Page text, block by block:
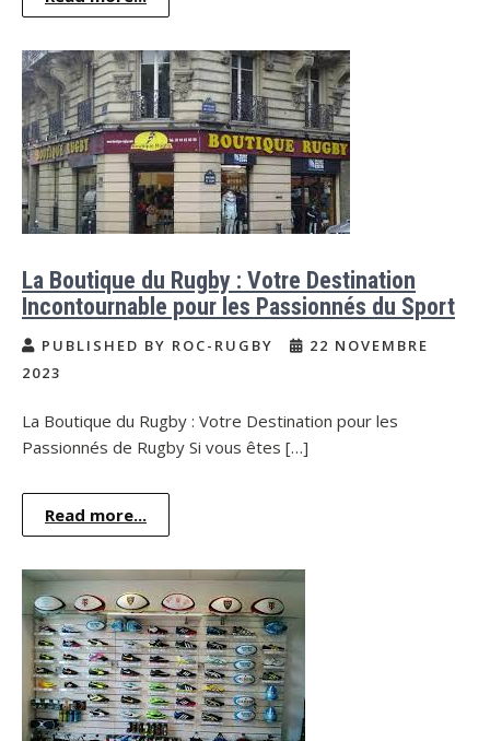
La Boutique du Rugby : Votre Destination
Incontournable pour les Passionnés du Sport
PUBLISHED BY ROC-RUGBY
22 NOVEMBRE
2023
La Boutique du Rugby : Votre Destination pour les
Passionnés de Rugby Si vous êtes […]
Read more...